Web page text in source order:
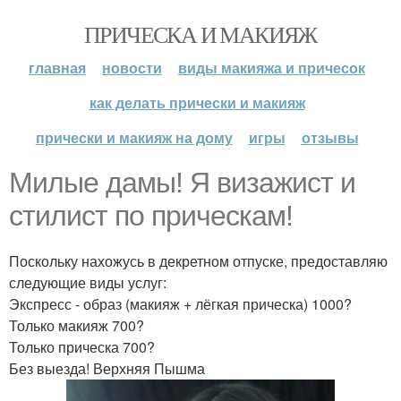
ПРИЧЕСКА И МАКИЯЖ
главная новости
виды макияжа и причесок
как делать прически и макияж
прически и макияж на дому
игры отзывы
Милые дамы! Я визажист и
стилист по прическам!
Поскольку нахожусь в декретном отпуске, предоставляю
следующие виды услуг:
Экспресс - образ (макияж + лёгкая прическа) 1000?
Только макияж 700?
Только прическа 700?
Без выезда! Верхняя Пышма